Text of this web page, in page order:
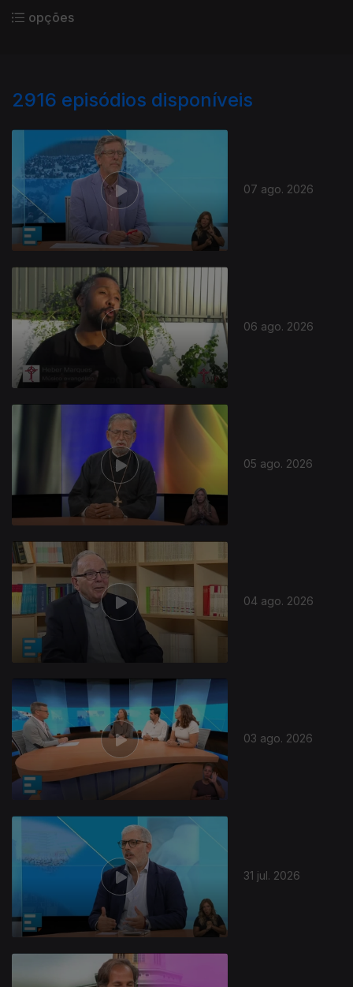
opções
2916 episódios disponíveis
07 ago. 2026
06 ago. 2026
05 ago. 2026
04 ago. 2026
03 ago. 2026
31 jul. 2026